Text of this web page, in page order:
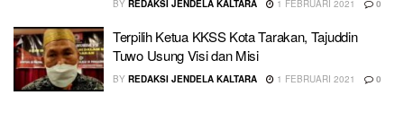
BY REDAKSI JENDELA KALTARA 1 FEBRUARI 2021 0
Terpilih Ketua KKSS Kota Tarakan, Tajuddin
Tuwo Usung Visi dan Misi
BY REDAKSI JENDELA KALTARA 1 FEBRUARI 2021 0